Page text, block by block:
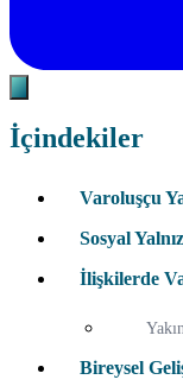
İçindekiler
Varoluşçu
Sosyal
İlişkilerde
Bireysel